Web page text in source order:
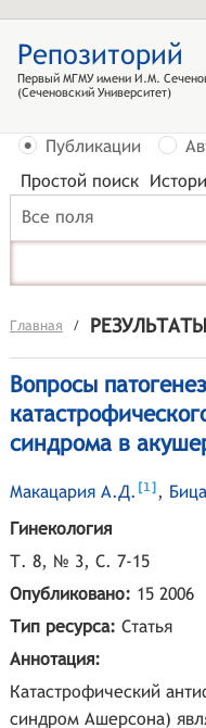
Репозиторий
Первый МГМУ имени И.М.
(Сеченовский Университет)
Публикации
Простой поиск
Все поля
Главная /
Вопросы
синдрома в
Макацария А.Д. [1] ,
Гинекология
Т. 8, № 3, С. 7-15
Опубликовано: 15 2006
Тип ресурса: Статья
Аннотация:
Катастрофический
синдром Ашерсона)